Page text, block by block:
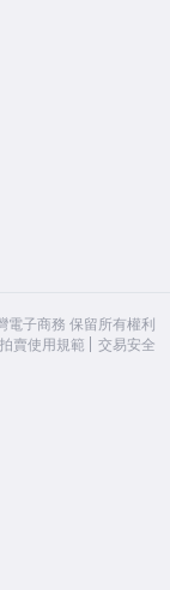
電子商務 保留所有權利
拍賣使用規範 交易安全